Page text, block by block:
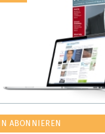
ABONNIEREN